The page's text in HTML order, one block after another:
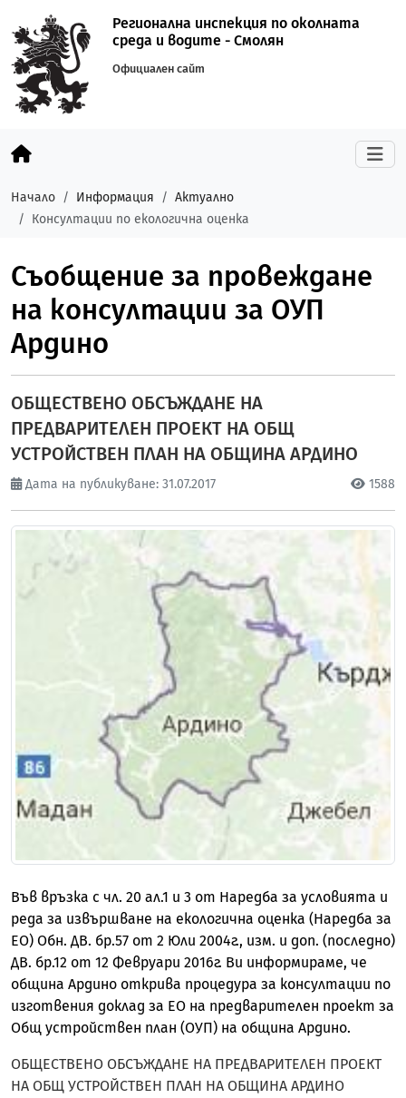
Регионална инспекция по околната
среда и водите - Смолян
Официален сайт
Начало Информация
Актуално
Консултации по екологична оценка
Съобщение за провеждане
на консултации за ОУП
Ардино
ОБЩЕСТВЕНО ОБСЪЖДАНЕ НА
ПРЕДВАРИТЕЛЕН ПРОЕКТ НА ОБЩ
УСТРОЙСТВЕН ПЛАН НА ОБЩИНА АРДИНО
Дата на публикуване: 31.07.2017 1588
Във връзка с чл. 20 ал.1 и 3 от Наредба за условията и
реда за извършване на екологична оценка (Наредба за
ЕО) Обн. ДВ. бр.57 от 2 Юли 2004г., изм. и доп. (последно)
ДВ. бр.12 от 12 Февруари 2016г. Ви информираме, че
община Ардино открива процедура за консултации по
изготвения доклад за ЕО на предварителен проект за
Общ устройствен план (ОУП) на община Ардино.
ОБЩЕСТВЕНО ОБСЪЖДАНЕ НА ПРЕДВАРИТЕЛЕН ПРОЕКТ
НА ОБЩ УСТРОЙСТВЕН ПЛАН НА ОБЩИНА АРДИНО